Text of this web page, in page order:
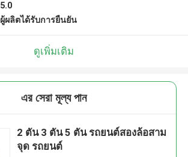
5.0
ผู้ผลิตได้รับการยืนยัน
ดูเพิ่มเติม
এর সেরা মূল্য পান
2 ตัน 3 ตัน 5 ตัน รถยนต์สองล้อสาม
จุด รถยนต์